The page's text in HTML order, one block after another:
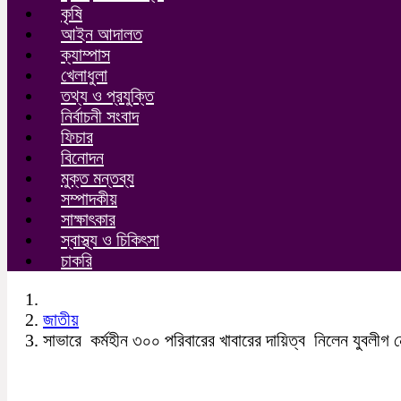
কৃষি
আইন আদালত
ক্যাম্পাস
খেলাধুলা
তথ্য ও প্রযুক্তি
নির্বাচনী সংবাদ
ফিচার
বিনোদন
মুক্ত মন্তব্য
সম্পাদকীয়
সাক্ষাৎকার
স্বাস্থ্য ও চিকিৎসা
চাকরি
জাতীয়
সাভারে কর্মহীন ৩০০ পরিবারের খাবারের দায়িত্ব নিলেন যুবলীগ